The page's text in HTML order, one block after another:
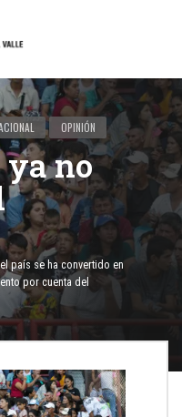
OPINIÓN
ya no
país se ha convertido en
por cuenta del